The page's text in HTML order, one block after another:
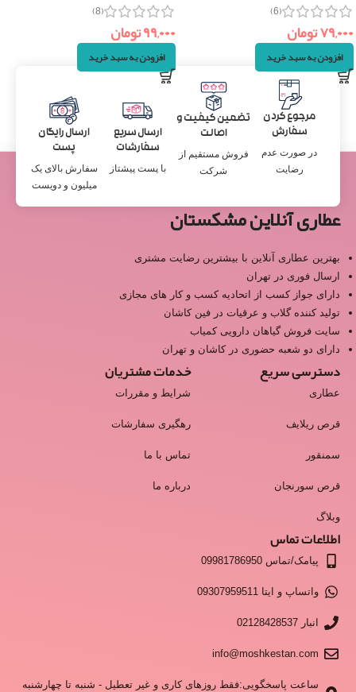
(6)
۷۹,۰۰۰تومان
افزودن به سبد خرید
(8)
۹۹,۰۰۰تومان
افزودن به سبد خرید
مرجوع کردن
سفارش
در صورت عدم
رضایت
تضمین کیفیت و
اصالت
فروش مستقیم از
شرکت
ارسال سریع
سفارشات
با پست پیشتاز
ارسال رایگان
پست
سفارش بالای یک
میلیون و دویست
عطاری آنلاین مشکستان
بهترین عطاری آنلاین با بیشترین رضایت مشتری
ارسال فوری در تهران
دارای جواز کسب از اتحادیه کسب و کار های مجازی
تولید کننده گلاب و عرقیات در فین کاشان
سایت فروش گیاهان دارویی کمیاب
دارای دو شعبه حضوری در کاشان و تهران
دسترسی سریع
عطاری
قرص ریلایف
سمنقور
قرص سورنجان
وبلاگ
خدمات مشتریان
شرایط و مقررات
رهگیری سفارشات
تماس با ما
درباره ما
اطلاعات تماس
پیامک/تماس 09981786950
واتساپ و ایتا 09307959511
انبار 02128428537
info@moshkestan.com
ساعت پاسخگویی:فقط روزهای کاری و غیر تعطیل - شنبه تا چهارشنبه